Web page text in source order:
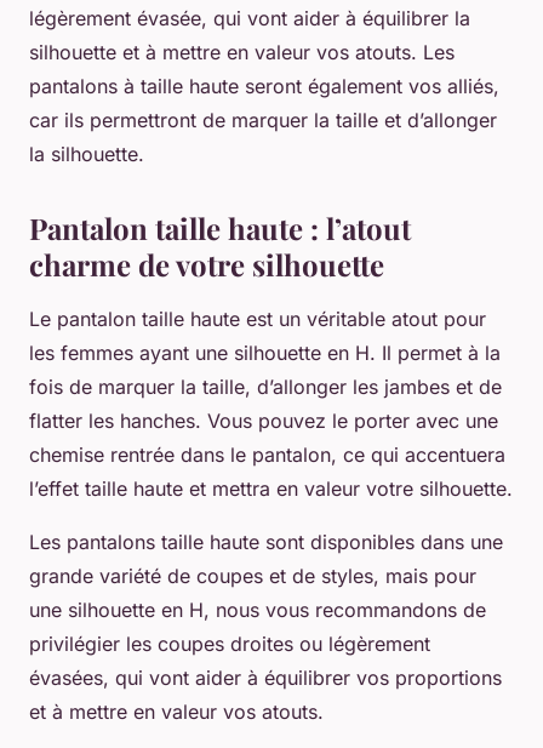
légèrement évasée, qui vont aider à équilibrer la
silhouette et à mettre en valeur vos atouts. Les
pantalons à taille haute seront également vos alliés,
car ils permettront de marquer la taille et d’allonger
la silhouette.
Pantalon taille haute : l’atout
charme de votre silhouette
Le pantalon taille haute est un véritable atout pour
les femmes ayant une silhouette en H. Il permet à la
fois de marquer la taille, d’allonger les jambes et de
flatter les hanches. Vous pouvez le porter avec une
chemise rentrée dans le pantalon, ce qui accentuera
l’effet taille haute et mettra en valeur votre silhouette.
Les pantalons taille haute sont disponibles dans une
grande variété de coupes et de styles, mais pour
une silhouette en H, nous vous recommandons de
privilégier les coupes droites ou légèrement
évasées, qui vont aider à équilibrer vos proportions
et à mettre en valeur vos atouts.